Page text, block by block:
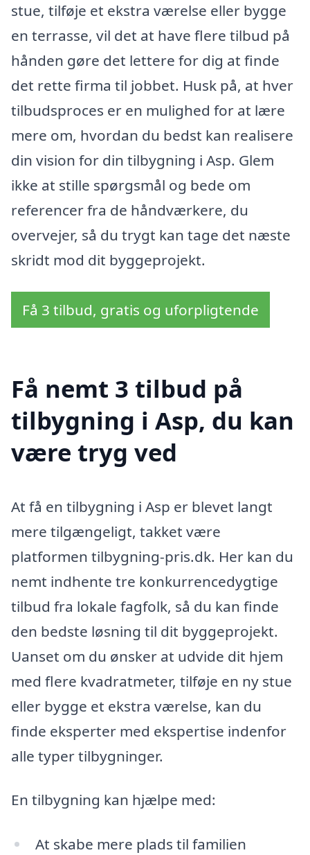
stue, tilføje et ekstra værelse eller bygge
en terrasse, vil det at have flere tilbud på
hånden gøre det lettere for dig at finde
det rette firma til jobbet. Husk på, at hver
tilbudsproces er en mulighed for at lære
mere om, hvordan du bedst kan realisere
din vision for din tilbygning i Asp. Glem
ikke at stille spørgsmål og bede om
referencer fra de håndværkere, du
overvejer, så du trygt kan tage det næste
skridt mod dit byggeprojekt.
Få 3 tilbud, gratis og uforpligtende
Få nemt 3 tilbud på
tilbygning i Asp, du kan
være tryg ved
At få en tilbygning i Asp er blevet langt
mere tilgængeligt, takket være
platformen tilbygning-pris.dk. Her kan du
nemt indhente tre konkurrencedygtige
tilbud fra lokale fagfolk, så du kan finde
den bedste løsning til dit byggeprojekt.
Uanset om du ønsker at udvide dit hjem
med flere kvadratmeter, tilføje en ny stue
eller bygge et ekstra værelse, kan du
finde eksperter med ekspertise indenfor
alle typer tilbygninger.
En tilbygning kan hjælpe med:
At skabe mere plads til familien